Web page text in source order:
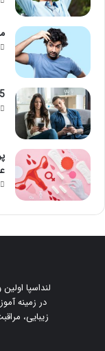
15 نشانه
لنداسپا
در زمینه
زیبایی،